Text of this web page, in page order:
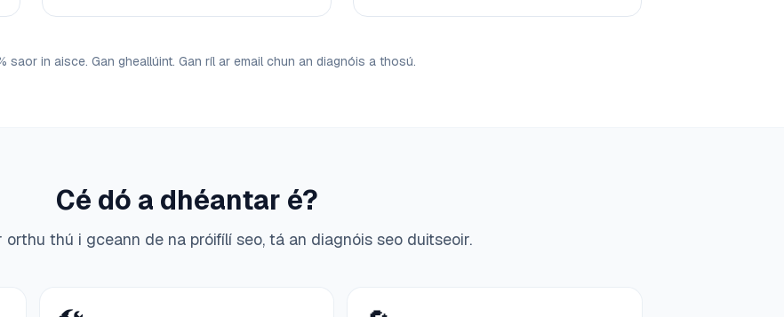
saor in aisce. Gan gheallúint. Gan ríl ar email chun an diagnóis a thosú.
Cé dó a dhéantar é?
orthu thú i gceann de na próifílí seo, tá an diagnóis seo duitseoir.